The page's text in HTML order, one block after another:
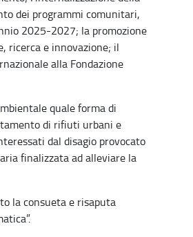
dei programmi comunitari,
2025-2027; la promozione
ricerca e innovazione; il
alla Fondazione
quale forma di
di rifiuti urbani e
dal disagio provocato
finalizzata ad alleviare la
la consueta e risaputa